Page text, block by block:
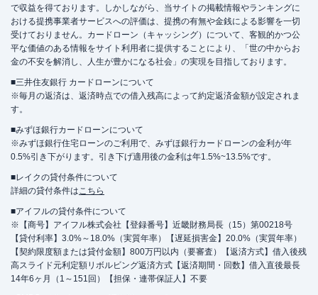
で収益を得ております。しかしながら、当サイトの掲載情報やランキングに
おける提携事業者サービスへの評価は、提携の有無や金銭による影響を一切
受けておりません。カードローン（キャッシング）について、客観的かつ公
平な価値のある情報をサイト利用者に提供することにより、「世の中からお
金の不安を解消し、人生が豊かになる社会」の実現を目指しております。
■三井住友銀行 カードローンについて
※毎月の返済は、返済時点での借入残高によって約定返済金額が設定されま
す。
■みずほ銀行カードローンについて
※みずほ銀行住宅ローンのご利用で、みずほ銀行カードローンの金利が年
0.5%引き下がります。引き下げ適用後の金利は年1.5%~13.5%です。
■レイクの貸付条件について
詳細の貸付条件はこちら
■アイフルの貸付条件について
※【商号】アイフル株式会社【登録番号】近畿財務局長（15）第00218号
【貸付利率】3.0%～18.0%（実質年率）【遅延損害金】20.0%（実質年率）
【契約限度額または貸付金額】800万円以内（要審査）【返済方式】借入後残
高スライド元利定額リボルビング返済方式【返済期間・回数】借入直後最長
14年6ヶ月（1～151回）【担保・連帯保証人】不要